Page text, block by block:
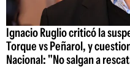
Ignacio Ruglio criticó la
Torque vs Peñarol, y
Nacional: "No salgan a